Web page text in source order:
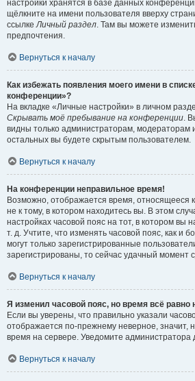
настройки хранятся в базе данных
щёлкните на имени пользователя вверху
ссылкеЛичный раздел. Там вы можете
предпочтения.
Вернуться к началу
Как избежать появления моего имени в
конференции»?
На вкладке «Личные настройки» в личном
Скрывать моё пребывание на конференции.
видны только администраторам, модераторам
остальных вы будете скрытым пользователем.
Вернуться к началу
На конференции неправильное время!
Возможно, отображается время, относящееся
не к тому, в котором находитесь вы. В этом
настройках часовой пояс на тот, в котором вы
т. д. Учтите, что изменять часовой пояс, как и
могут только зарегистрированные
зарегистрированы, то сейчас удачный момент
Вернуться к началу
Я изменил часовой пояс, но время всё равно
Если вы уверены, что правильно указали
отображается по-прежнему неверное, значит,
время на сервере. Уведомите
Вернуться к началу